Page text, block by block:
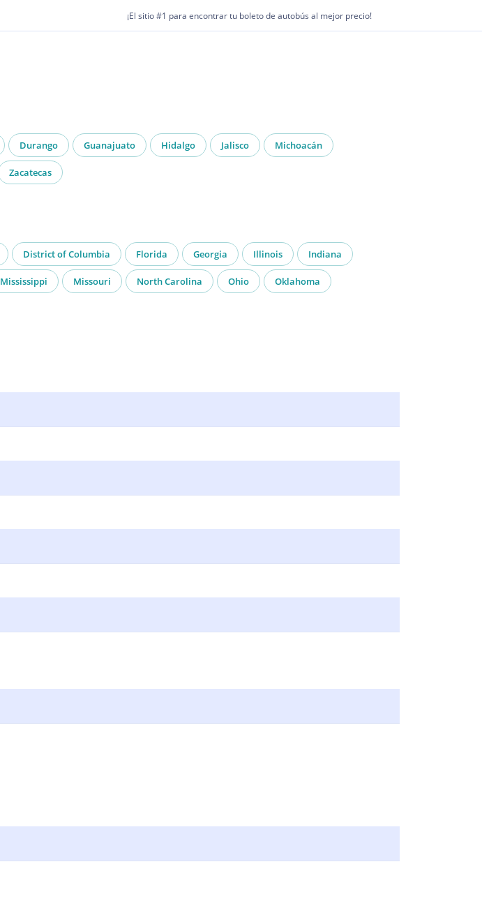
¡El sitio #1 para encontrar tu boleto de autobús al mejor precio!
Durango Guanajuato Hidalgo Jalisco Michoacán
Zacatecas
District of Columbia Florida Georgia Illinois Indiana
Mississippi Missouri North Carolina Ohio Oklahoma